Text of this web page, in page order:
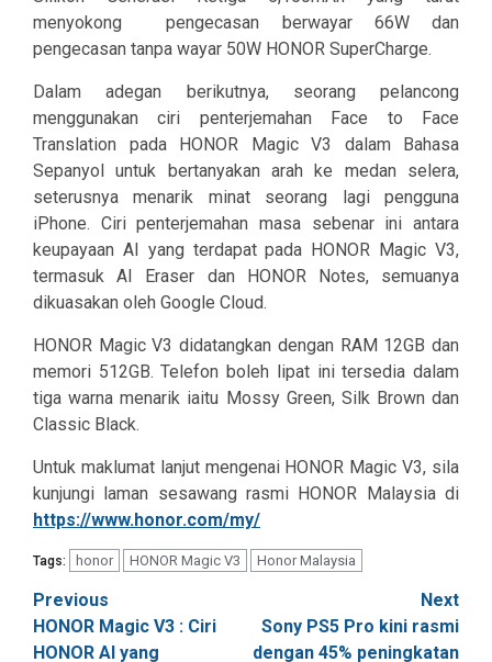
menyokong
pengecasan berwayar 66W dan
pengecasan tanpa wayar 50W HONOR SuperCharge.
Dalam adegan berikutnya, seorang pelancong
menggunakan ciri penterjemahan Face to Face
Translation pada HONOR Magic V3 dalam Bahasa
Sepanyol untuk bertanyakan arah ke medan selera,
seterusnya menarik minat seorang lagi pengguna
iPhone. Ciri penterjemahan masa sebenar ini antara
keupayaan AI yang terdapat pada HONOR Magic V3,
termasukAI Eraser dan HONOR Notes, semuanya
dikuasakan oleh Google Cloud.
HONOR Magic V3 didatangkan dengan RAM 12GB dan
memori 512GB. Telefon boleh lipat ini tersedia dalam
tiga warna menarik iaitu Mossy Green, Silk Brown dan
Classic Black.
Untuk maklumat lanjut mengenai HONOR Magic V3, sila
kunjungi laman sesawang rasmi HONOR Malaysia di
https://www.honor.com/my/
Tags: honor HONOR Magic V3 Honor Malaysia
Post
navigation
Previous
HONOR Magic V3 : Ciri
HONOR AI yang
Next
Sony PS5 Pro kini rasmi
dengan 45% peningkatan